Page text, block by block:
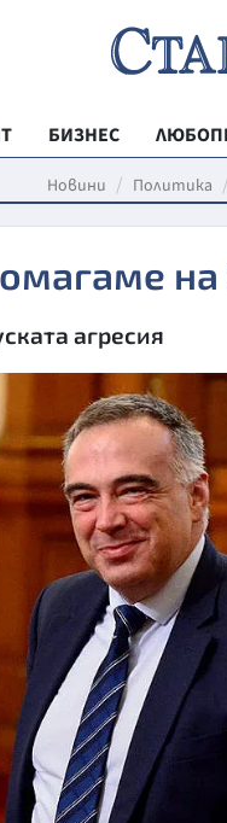
БИЗНЕС
Новини Политика
агресия